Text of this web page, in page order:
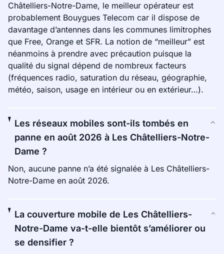
Châtelliers-Notre-Dame, le meilleur opérateur est
probablement Bouygues Telecom car il dispose de
davantage d’antennes dans les communes limitrophes
que Free, Orange et SFR. La notion de “meilleur” est
néanmoins à prendre avec précaution puisque la
qualité du signal dépend de nombreux facteurs
(fréquences radio, saturation du réseau, géographie,
météo, saison, usage en intérieur ou en extérieur…).
Les réseaux mobiles sont-ils tombés en
panne en août 2026 à Les Châtelliers-Notre-
Dame ?
Non, aucune panne n’a été signalée à Les Châtelliers-
Notre-Dame en août 2026.
La couverture mobile de Les Châtelliers-
Notre-Dame va-t-elle bientôt s’améliorer ou
se densifier ?